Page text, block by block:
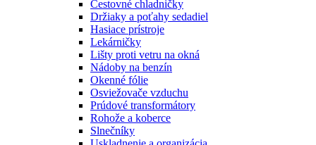
Cestovné chladničky
Držiaky a poťahy sedadiel
Hasiace prístroje
Lekárničky
Lišty proti vetru na okná
Nádoby na benzín
Okenné fólie
Osviežovače vzduchu
Prúdové transformátory
Rohože a koberce
Slnečníky